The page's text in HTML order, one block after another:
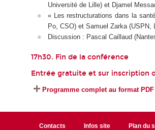
Université de Lille) et Djamel
« Les restructurations dans la
Po, CSO) et Samuel Zarka (USPN,
Discussion : Pascal Caillaud
17h30. Fin de la conférence
Entrée gratuite et sur inscription
Programme complet au format PDF
Contacts Infos site Plan du